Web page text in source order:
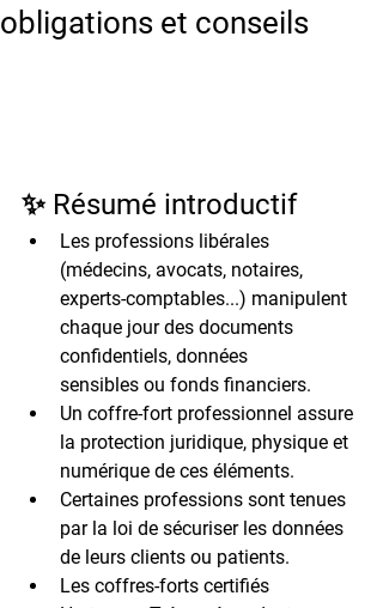
obligations et conseils
✨ Résumé introductif
Les professions libérales
(médecins, avocats, notaires,
experts-comptables...) manipulent
chaque jour des documents
confidentiels, données
sensibles ou fonds financiers.
Un coffre-fort professionnel assure
la protection juridique, physique et
numérique de ces éléments.
Certaines professions sont tenues
par la loi de sécuriser les données
de leurs clients ou patients.
Les coffres-forts certifiés